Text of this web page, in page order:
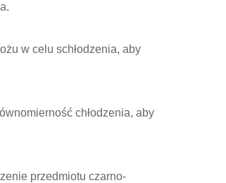
w celu schłodzenia, aby
chłodzenia, aby
przedmiotu czarno-